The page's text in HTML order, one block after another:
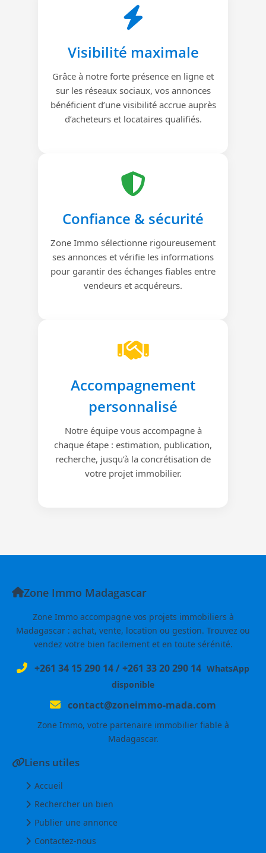
Visibilité maximale
Grâce à notre forte présence en ligne et
sur les réseaux sociaux, vos annonces
bénéficient d’une visibilité accrue auprès
d’acheteurs et locataires qualifiés.
Confiance & sécurité
Zone Immo sélectionne rigoureusement
ses annonces et vérifie les informations
pour garantir des échanges fiables entre
vendeurs et acquéreurs.
Accompagnement
personnalisé
Notre équipe vous accompagne à
chaque étape : estimation, publication,
recherche, jusqu’à la concrétisation de
votre projet immobilier.
Zone Immo Madagascar
Zone Immo accompagne vos projets immobiliers à
Madagascar : achat, vente, location ou gestion. Trouvez ou
vendez votre bien facilement et en toute sérénité.
+261 34 15 290 14/+261 33 20 290 14 WhatsApp
disponible
contact@zoneimmo-mada.com
Zone Immo, votre partenaire immobilier fiable à
Madagascar.
Liens utiles
Accueil
Rechercher un bien
Publier une annonce
Contactez-nous